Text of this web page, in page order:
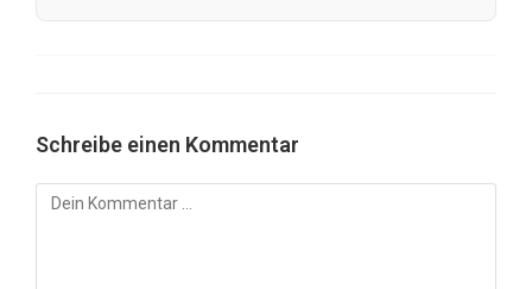
Schreibe einen Kommentar
Kommentar